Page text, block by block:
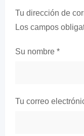
Tu dirección de
Los campos
Su nombre *
Tu correo